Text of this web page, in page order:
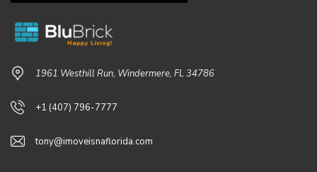
1961 Westhill Run, Windermere, FL 34786
+1 (407) 796-7777
tony@imoveisnaflorida.com